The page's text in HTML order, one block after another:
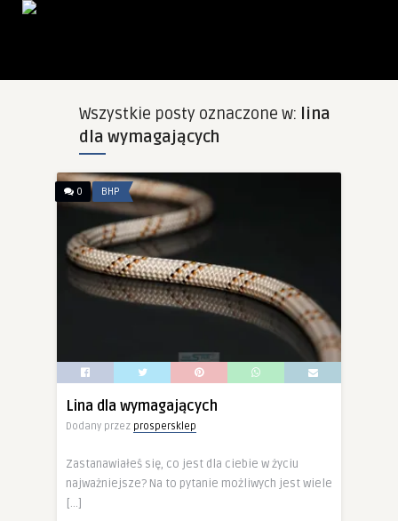
Wszystkie posty oznaczone w: lina
dla wymagających
0 BHP
Lina dla wymagających
Dodany przez prospersklep
Zastanawiałeś się, co jest dla ciebie w życiu
najważniejsze? Na to pytanie możliwych jest wiele
[…]